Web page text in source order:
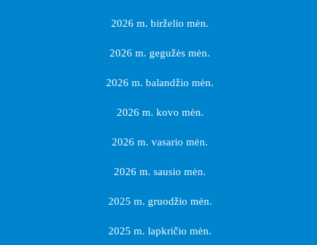
2026 m. birželio mėn.
2026 m. gegužės mėn.
2026 m. balandžio mėn.
2026 m. kovo mėn.
2026 m. vasario mėn.
2026 m. sausio mėn.
2025 m. gruodžio mėn.
2025 m. lapkričio mėn.